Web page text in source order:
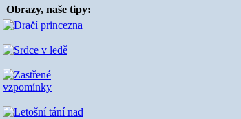
Obrazy, naše tipy: